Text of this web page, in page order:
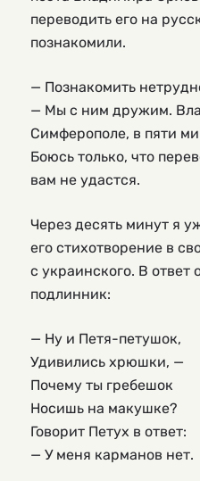
переводить его на
познакомили.
— Познакомить
— Мы с ним дружим.
Симферополе, в пяти
Боюсь только, что
вам не удастся.
Через десять минут я
его стихотворение в
с украинского. В ответ
подлинник:
— Ну и Петя-петушок,
Удивились хрюшки, —
Почему ты гребешок
Носишь на макушке?
Говорит Петух в ответ:
— У меня карманов нет.